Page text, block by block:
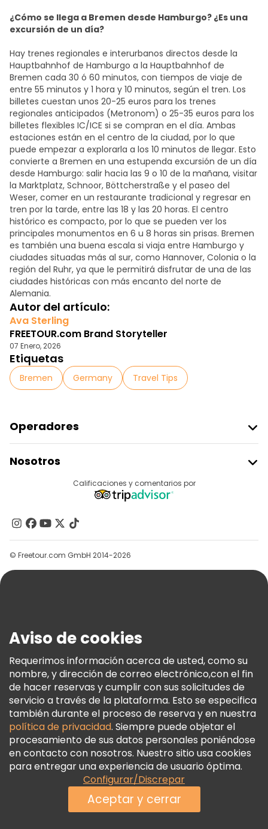
¿Cómo se llega a Bremen desde Hamburgo? ¿Es una
excursión de un día?
Hay trenes regionales e interurbanos directos desde la
Hauptbahnhof de Hamburgo a la Hauptbahnhof de
Bremen cada 30 ó 60 minutos, con tiempos de viaje de
entre 55 minutos y 1 hora y 10 minutos, según el tren. Los
billetes cuestan unos 20-25 euros para los trenes
regionales anticipados (Metronom) o 25-35 euros para los
billetes flexibles IC/ICE si se compran en el día. Ambas
estaciones están en el centro de la ciudad, por lo que
puede empezar a explorarla a los 10 minutos de llegar. Esto
convierte a Bremen en una estupenda excursión de un día
desde Hamburgo: salir hacia las 9 o 10 de la mañana, visitar
la Marktplatz, Schnoor, Böttcherstraße y el paseo del
Weser, comer en un restaurante tradicional y regresar en
tren por la tarde, entre las 18 y las 20 horas. El centro
histórico es compacto, por lo que se pueden ver los
principales monumentos en 6 u 8 horas sin prisas. Bremen
es también una buena escala si viaja entre Hamburgo y
ciudades situadas más al sur, como Hannover, Colonia o la
región del Ruhr, ya que le permitirá disfrutar de una de las
ciudades históricas con más encanto del norte de
Alemania.
Autor del artículo:
Ava Sterling
FREETOUR.com Brand Storyteller
07 Enero, 2026
Etiquetas
Bremen Germany Travel Tips
Operadores
Acceder Como Proveedor
Programa De Afiliados
Nosotros
Contacto
Grupos
Ayuda
Términos E Información Legal
Política De Cookies
Freetour Premios
Programa De Fidelidad
Calificaciones y comentarios por
© Freetour.com GmbH 2014-2026
Aviso de cookies
Requerimos información acerca de usted, como su
nombre, y dirección de correo electrónico,con el fin
de hacer reservas y cumplir con sus solicitudes de
servicio a través de la plataforma. Esto se especifica
también durante el proceso de reserva y en nuestra
política de privacidad. Siempre puede objetar el
procesamiento de sus datos personales poniéndose
en contacto con nosotros. Nuestro sitio usa cookies
para entregar una experiencia de usuario óptima.
Configurar/Discrepar
Aceptar y cerrar